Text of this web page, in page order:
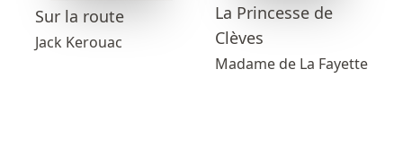
Sur la route
Jack Kerouac
La Princesse de
Clèves
Madame de La Fayette